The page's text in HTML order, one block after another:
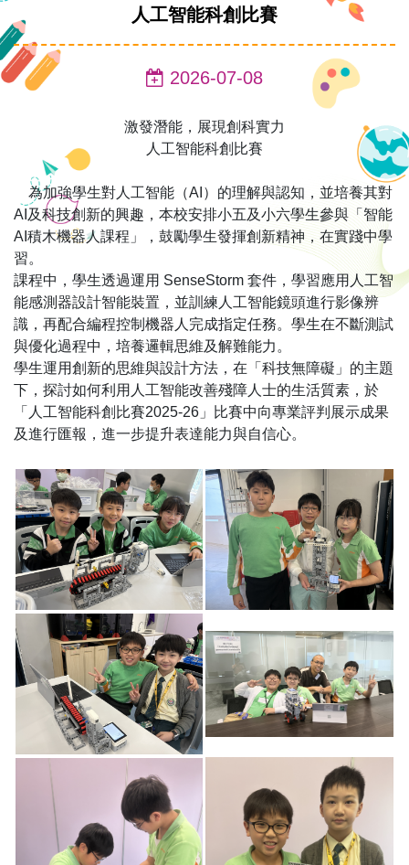
人工智能科創比賽
2026-07-08
激發潛能，展現創科實力
人工智能科創比賽
為加強學生對人工智能（AI）的理解與認知，並培養其對
AI及科技創新的興趣，本校安排小五及小六學生參與「智能
AI積木機器人課程」，鼓勵學生發揮創新精神，在實踐中學
習。
課程中，學生透過運用 SenseStorm 套件，學習應用人工智
能感測器設計智能裝置，並訓練人工智能鏡頭進行影像辨
識，再配合編程控制機器人完成指定任務。學生在不斷測試
與優化過程中，培養邏輯思維及解難能力。
學生運用創新的思維與設計方法，在「科技無障礙」的主題
下，探討如何利用人工智能改善殘障人士的生活質素，於
「人工智能科創比賽2025-26」比賽中向專業評判展示成果
及進行匯報，進一步提升表達能力與自信心。